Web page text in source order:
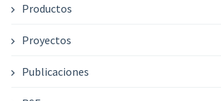
Productos
Proyectos
Publicaciones